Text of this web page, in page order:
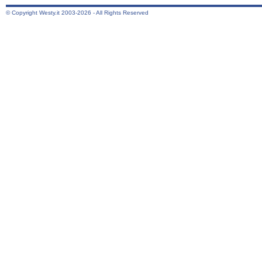
© Copyright Westy.it 2003-2026 - All Rights Reserved